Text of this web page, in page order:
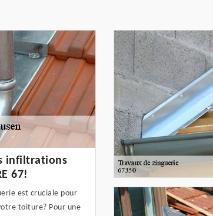
infiltrations
67!
est cruciale pour
toiture? Pour une